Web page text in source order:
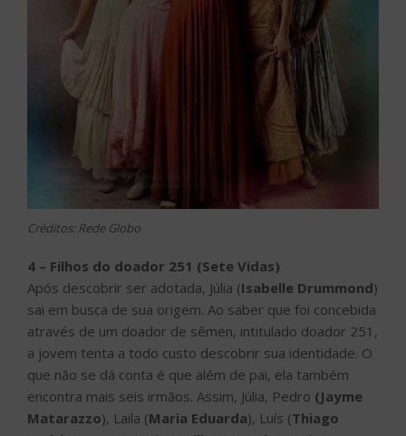
Créditos: Rede Globo
4 – Filhos do doador 251 (Sete Vidas)
Após descobrir ser adotada, Júlia (Isabelle Drummond)
sai em busca de sua origem. Ao saber que foi concebida
através de um doador de sêmen, intitulado doador 251,
a jovem tenta a todo custo descobrir sua identidade. O
que não se dá conta é que além de pai, ela também
encontra mais seis irmãos. Assim, Júlia, Pedro (Jayme
Matarazzo), Laila (Maria Eduarda), Luís (Thiago